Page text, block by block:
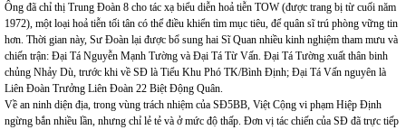
Ông đã chỉ thị Trung Đoàn 8 cho tác xạ biểu diễn hoả tiễn TOW (được trang bị từ cuối năm
1972), một loại hoả tiễn tối tân có thể điều khiển tìm mục tiêu, để quân sĩ trú phòng vững tin
hơn. Thời gian này, Sư Đoàn lại được bổ sung hai Sĩ Quan nhiều kinh nghiệm tham mưu và
chiến trận: Đại Tá Nguyễn Mạnh Tường và Đại Tá Từ Vấn. Đại Tá Tường xuất thân binh
chủng Nhảy Dù, trước khi về SĐ là Tiểu Khu Phó TK/Bình Định; Đại Tá Vấn nguyên là
Liên Đoàn Trưởng Liên Đoàn 22 Biệt Động Quân.
Về an ninh diện địa, trong vùng trách nhiệm của SĐ5BB, Việt Cộng vi phạm Hiệp Định
ngừng bắn nhiều lần, nhưng chỉ lẻ tẻ và ở mức độ thấp. Đơn vị tác chiến của SĐ đã trực tiếp